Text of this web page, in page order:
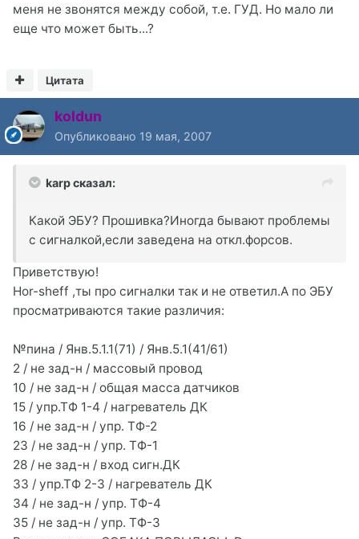
меня не звонятся между собой, т.е. ГУД. Но мало ли
еще что может быть...?
Цитата
koldun
Опубликовано 19 мая, 2007
karp сказал:
Какой ЭБУ? Прошивка?Иногда бывают проблемы
с сигналкой,если заведена на откл.форсов.
Приветствую!
Hor-sheff ,ты про сигналки так и не ответил.А по ЭБУ
просматриваются такие различия:
№пина / Янв.5.1.1(71) / Янв.5.1(41/61)
2 / не зад-н / массовый провод
10 / не зад-н / общая масса датчиков
15 / упр.ТФ 1-4 / нагреватель ДК
16 / не зад-н / упр. ТФ-2
23 / не зад-н / упр. ТФ-1
28 / не зад-н / вход сигн.ДК
33 / упр.ТФ 2-3 / нагреватель ДК
34 / не зад-н / упр. ТФ-4
35 / не зад-н / упр. ТФ-3